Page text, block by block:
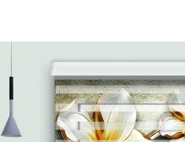
نکات و ترفندها